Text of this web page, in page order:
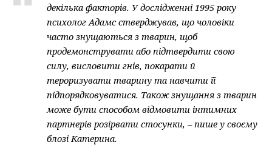
декілька факторів. У дослідженні 1995 року
психолог Адамс стверджував, що чоловіки
часто знущаються з тварин, щоб
продемонструвати або підтвердити свою
силу, висловити гнів, покарати й
тероризувати тварину та навчити її
підпорядковуватися. Також знущання з тварин
може бути способом відмовити інтимних
партнерів розірвати стосунки, – пише у своєму
блозі Катерина.